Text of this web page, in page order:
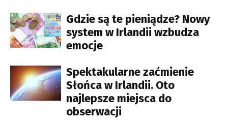
Gdzie są te pieniądze? Nowy
system w Irlandii wzbudza
emocje
Spektakularne zaćmienie
Słońca w Irlandii. Oto
najlepsze miejsca do
obserwacji